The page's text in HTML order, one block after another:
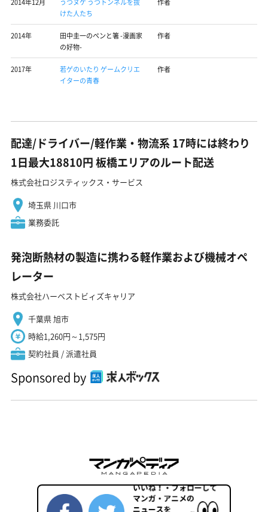
2014年12月
うつヌケ うつトンネルを抜
けた人たち
作者
2014年
田中圭一のペンと箸 -漫画家
の好物-
作者
2017年
若ゲのいたり ゲームクリエ
イターの青春
作者
配達/ドライバー/軽作業・物流系 17時には終わり
1日最大18810円 板橋エリアのルート配送
株式会社ロジスティックス・サービス
埼玉県 川口市
業務委託
発泡断熱材の製造に携わる軽作業および機械オペ
レーター
株式会社ハーベストビィズキャリア
千葉県 旭市
時給1,260円～1,575円
契約社員 / 派遣社員
Sponsored by